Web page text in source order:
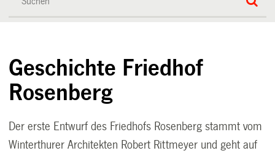
Geschichte Friedhof
Rosenberg
Der erste Entwurf des Friedhofs Rosenberg stammt vom
Winterthurer Architekten Robert Rittmeyer und geht auf